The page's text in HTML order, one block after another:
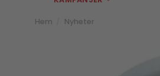
Hem Nyheter